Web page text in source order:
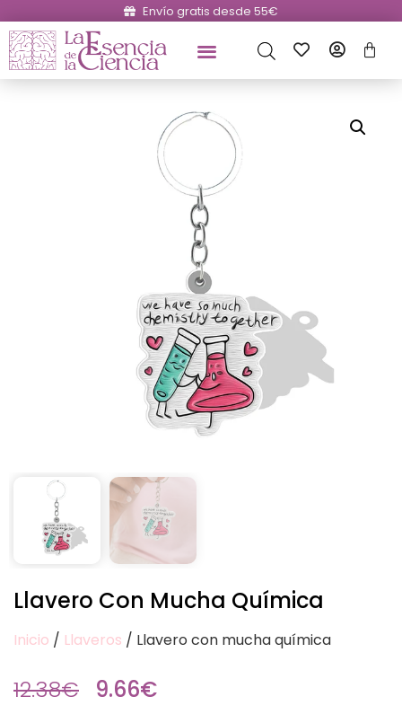
Envío gratis desde 55€
Llavero Con Mucha Química
Inicio / Llaveros / Llavero con mucha química
12.38€ 9.66€